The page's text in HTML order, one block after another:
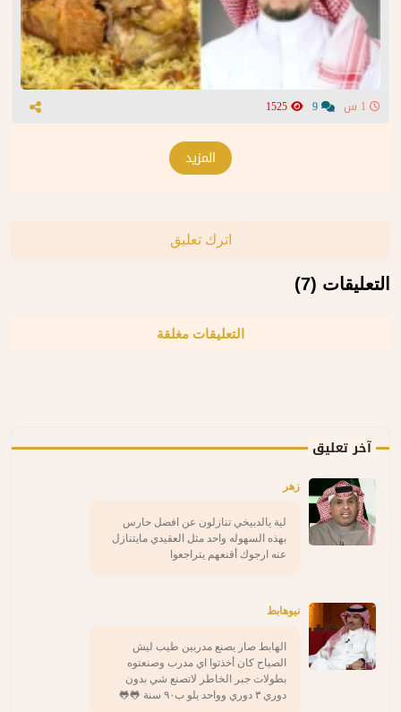
المزيد
اترك تعليق
التعليقات (7)
التعليقات مغلقة
آخر تعليق
زهر
لية يالدبيخي تنازلون عن افضل حارس
بهذه السهوله واحد مثل العقيدي مايتنازل
عنه ارجوك أقنعهم يتراجعوا
نيوهابط
الهابط صار يصنع مدربين طيب ليش
الصياح كان أخذتوا اي مدرب وصنعتوه
بطولات جبر الخاطر لاتصنع شي بدون
دوري ٣ دوري وواحد يلو ب٩٠ سنة 🐸🐸